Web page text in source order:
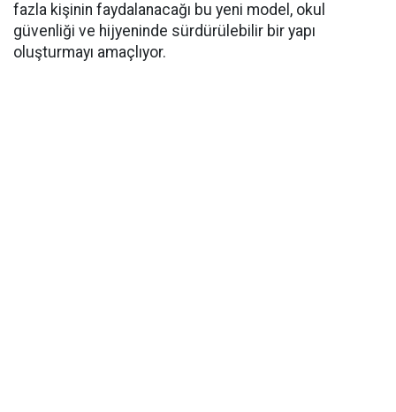
fazla kişinin faydalanacağı bu yeni model, okul
güvenliği ve hijyeninde sürdürülebilir bir yapı
oluşturmayı amaçlıyor.